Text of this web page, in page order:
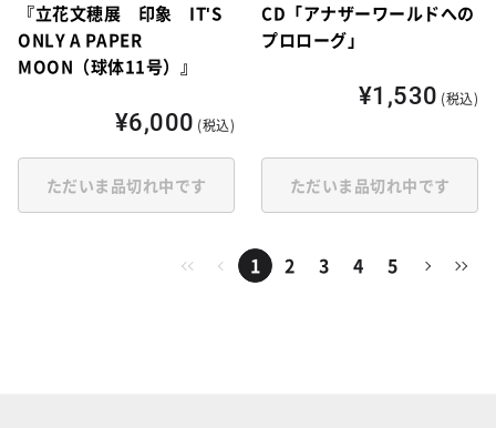
『立花文穂展 印象 IT'S
ONLY A PAPER
MOON（球体11号）』
¥6,000 (税込)
ただいま品切れ中です
CD「アナザーワールドへの
プロローグ」
¥1,530 (税込)
ただいま品切れ中です
1 2 3 4 5